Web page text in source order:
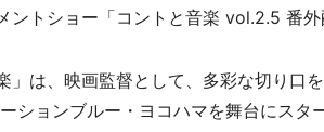
ントショー「コントと音楽 vol.2.5 番外
は、映画監督として、多彩な切り口
ションブルー・ヨコハマを舞台にスタ